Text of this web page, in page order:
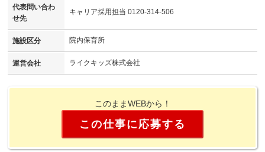
代表問い合わ
せ先
キャリア採用担当 0120-314-506
施設区分 院内保育所
運営会社 ライクキッズ株式会社
このままWEBから！
この仕事に応募する